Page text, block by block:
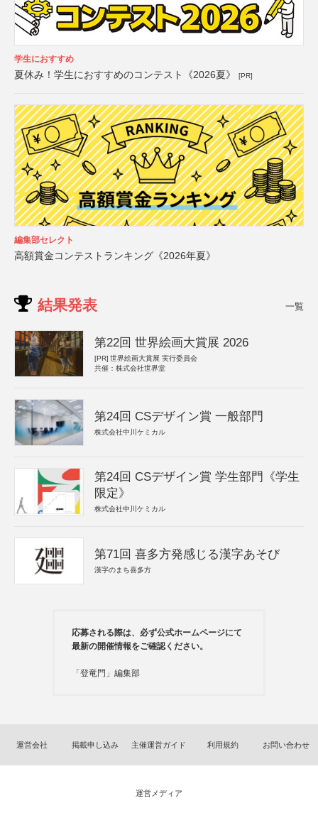
学生におすすめ
夏休み！学生におすすめのコンテスト《2026夏》 [PR]
編集部セレクト
高額賞金コンテストランキング《2026年夏》
結果発表 一覧
第22回 世界絵画大賞展 2026
[PR] 世界絵画大賞展 実行委員会
共催：株式会社世界堂
第24回 CSデザイン賞 一般部門
株式会社中川ケミカル
第24回 CSデザイン賞 学生部門《学生
限定》
株式会社中川ケミカル
第71回 喜多方発感じる漢字あそび
漢字のまち喜多方
応募される際は、必ず公式ホームページにて
最新の開催情報をご確認ください。
「登竜門」編集部
運営会社 掲載申し込み 主催運営ガイド 利用規約 お問い合わせ
運営メディア